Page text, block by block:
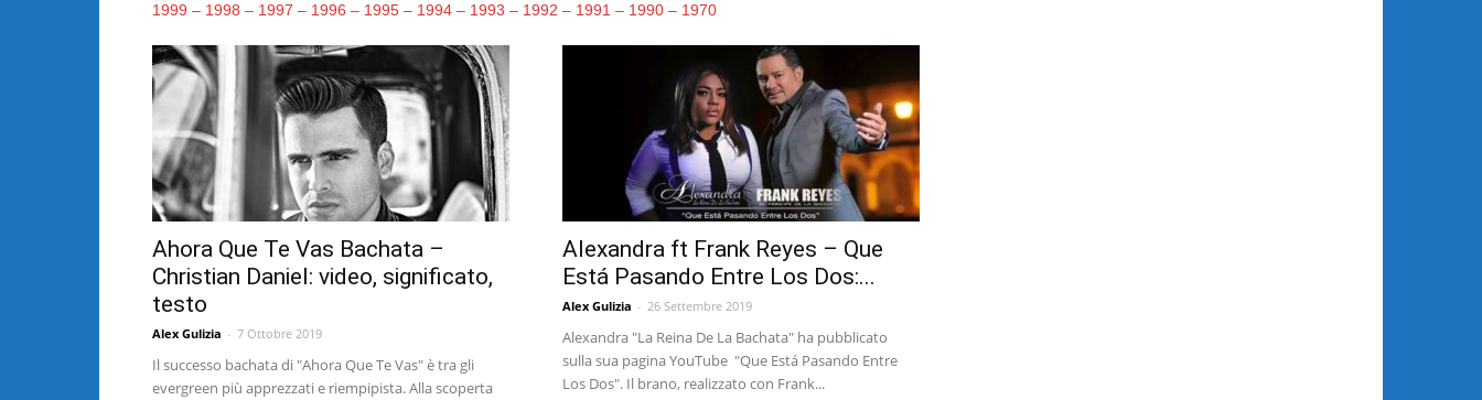
1999 – 1998 – 1997 – 1996 – 1995 – 1994 – 1993 – 1992 – 1991 – 1990 – 1970
Ahora Que Te Vas Bachata –
Christian Daniel: video, significato,
testo
Alex Gulizia - 7 Ottobre 2019
Il successo bachata di "Ahora Que Te Vas" è tra gli
evergreen più apprezzati e riempipista. Alla scoperta
Alexandra ft Frank Reyes – Que
Está Pasando Entre Los Dos:...
Alex Gulizia - 26 Settembre 2019
Alexandra "La Reina De La Bachata" ha pubblicato
sulla sua pagina YouTube "Que Está Pasando Entre
Los Dos". Il brano, realizzato con Frank...